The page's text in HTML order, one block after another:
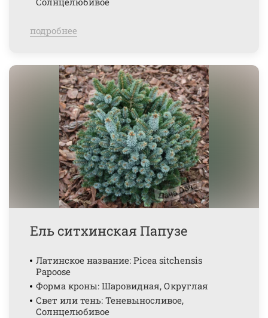
подробнее
Ель ситхинская Папузе
Латинское название: Picea sitchensis
Papoose
Форма кроны: Шаровидная, Округлая
Свет или тень: Теневыносливое,
Солнцелюбивое